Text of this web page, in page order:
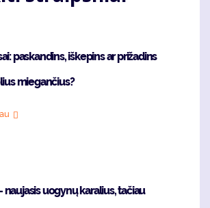
paskandins, iškepins ar prižadins
miegančius?
naujasis uogynų karalius, tačiau